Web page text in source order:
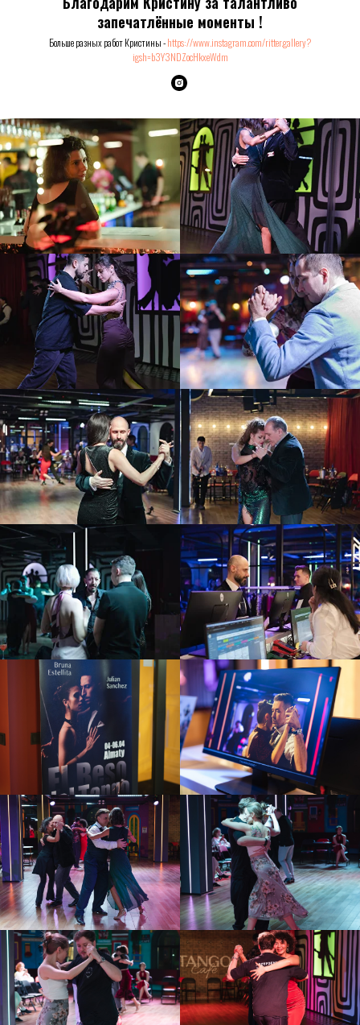
запечатлённые моменты !
Больше разных работ Кристины -https://www.instagram.com/ritter.gallery?
igsh=b3Y3NDZocHkxeWdm